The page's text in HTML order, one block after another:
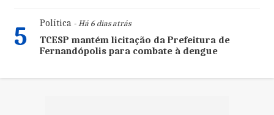
5 Política- Há 6 dias atrás
TCESP mantém licitação da Prefeitura de
Fernandópolis para combate à dengue